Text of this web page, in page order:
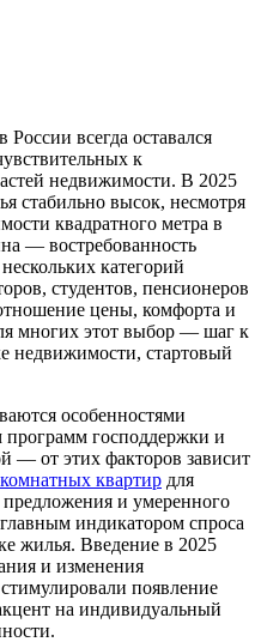
всегда оставался
к
недвижимости. В 2025
стабильно высок, несмотря
квадратного метра в
— востребованность
категорий
студентов, пенсионеров
цены, комфорта и
многих этот выбор — шаг к
недвижимости, стартовый
особенностями
программ господдержки и
— от этих факторов зависит
квартир для
и умеренного
главным индикатором спроса
жилья. Введение в 2025
и изменения
появление
на индивидуальный